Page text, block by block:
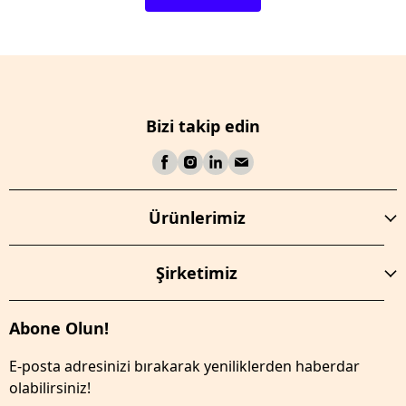
Bizi takip edin
Ürünlerimiz
Şirketimiz
Abone Olun!
E-posta adresinizi bırakarak yeniliklerden haberdar
olabilirsiniz!